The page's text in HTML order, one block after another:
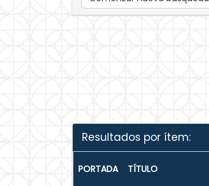
Resultados por ítem:
PORTADA TÍTULO